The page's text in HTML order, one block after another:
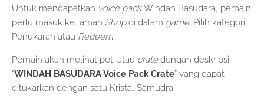
Untuk mendapatkan voice packWindah Basudara, pemain
perlu masuk ke laman Shopdi dalam game. Pilih kategori
Penukaran atau Redeem.
Pemain akan melihat peti atau cratedengan deskripsi
“WINDAH BASUDARA Voice Pack Crate” yang dapat
ditukarkan dengan satu Kristal Samudra.